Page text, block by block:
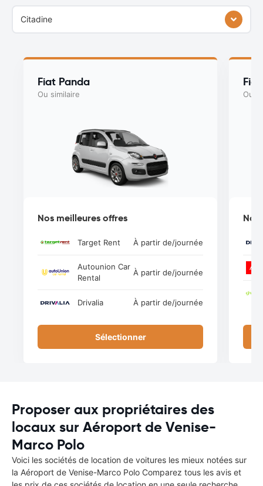
Citadine
Fiat Panda
Ou similaire
Nos meilleures offres
Target Rent À partir de/journée
Autounion Car
Rental
À partir de/journée
Drivalia À partir de/journée
Sélectionner
Ou
Nos
Proposer aux propriétaires des
locaux sur Aéroport de Venise-
Marco Polo
Voici les sociétés de location de voitures les mieux notées sur
la Aéroport de Venise-Marco Polo Comparez tous les avis et